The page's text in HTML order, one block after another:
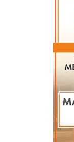
и IТ ИПОТЕКУ, и